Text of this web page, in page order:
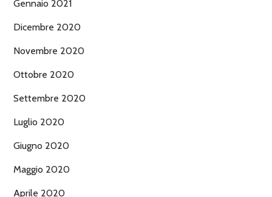
Gennaio 2021
Dicembre 2020
Novembre 2020
Ottobre 2020
Settembre 2020
Luglio 2020
Giugno 2020
Maggio 2020
Aprile 2020